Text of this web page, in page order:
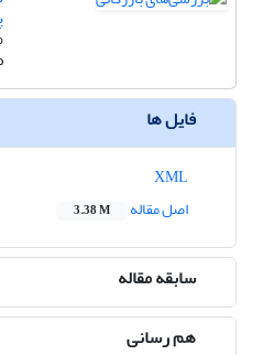
فایل ها
اصل مقاله
3.38 M
سابقه مقاله
هم رسانی